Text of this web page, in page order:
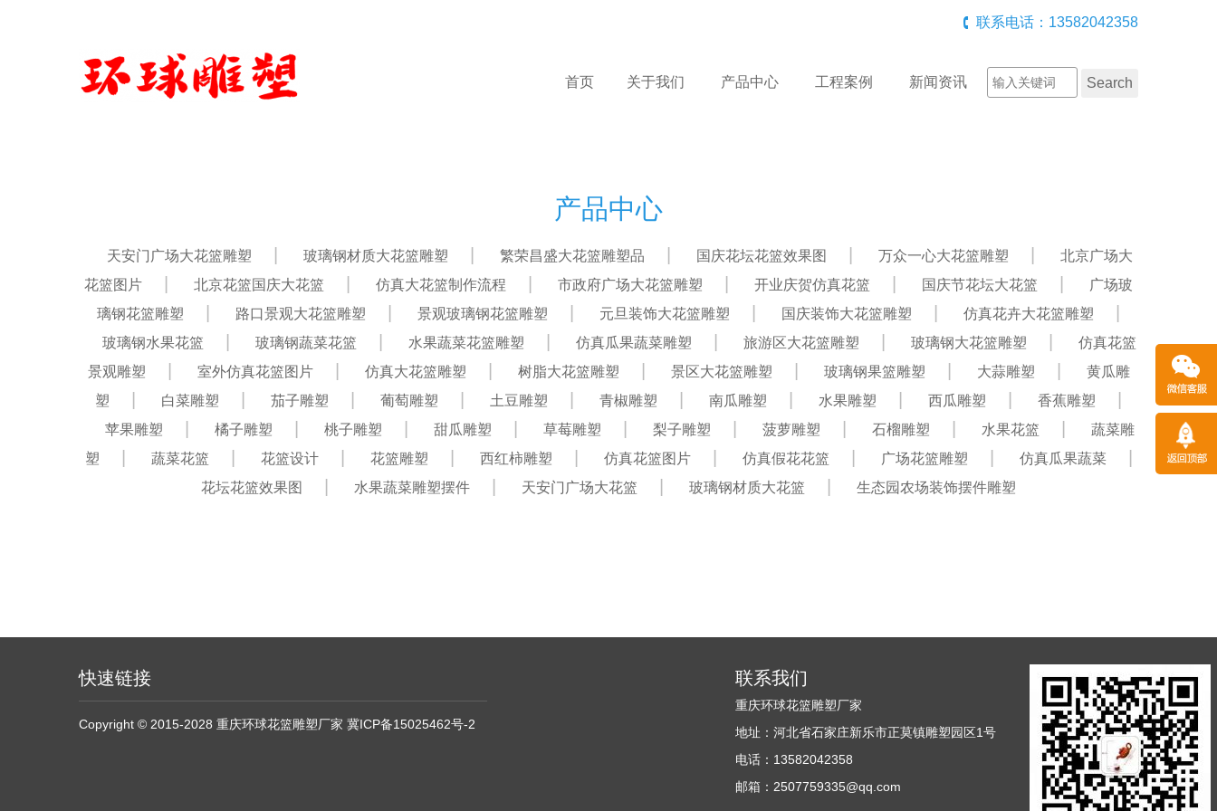
联系电话：13582042358
首页 关于我们 产品中心 工程案例 新闻资讯
产品中心
天安门广场大花篮雕塑 玻璃钢材质大花篮雕塑 繁荣昌盛大花篮雕塑品 国庆花坛花篮效果图 万众一心大花篮雕塑
北京广场大
花篮图片
北京花篮国庆大花篮 仿真大花篮制作流程 市政府广场大花篮雕塑 开业庆贺仿真花篮 国庆节花坛大花篮
广场玻
璃钢花篮雕塑
路口景观大花篮雕塑 景观玻璃钢花篮雕塑 元旦装饰大花篮雕塑 国庆装饰大花篮雕塑
仿真花卉大花篮雕塑
玻璃钢水果花篮
玻璃钢蔬菜花篮 水果蔬菜花篮雕塑 仿真瓜果蔬菜雕塑 旅游区大花篮雕塑 玻璃钢大花篮雕塑
仿真花篮
景观雕塑
室外仿真花篮图片 仿真大花篮雕塑 树脂大花篮雕塑 景区大花篮雕塑 玻璃钢果篮雕塑 大蒜雕塑
黄瓜雕
塑
白菜雕塑 茄子雕塑 葡萄雕塑 土豆雕塑 青椒雕塑 南瓜雕塑 水果雕塑 西瓜雕塑
香蕉雕塑
苹果雕塑
橘子雕塑 桃子雕塑 甜瓜雕塑 草莓雕塑 梨子雕塑 菠萝雕塑 石榴雕塑 水果花篮
蔬菜雕
塑
蔬菜花篮 花篮设计 花篮雕塑 西红柿雕塑 仿真花篮图片 仿真假花花篮 广场花篮雕塑
仿真瓜果蔬菜
花坛花篮效果图
水果蔬菜雕塑摆件 天安门广场大花篮 玻璃钢材质大花篮 生态园农场装饰摆件雕塑
快速链接
Copyright © 2015-2028 重庆环球花篮雕塑厂家 冀ICP备15025462号-2
联系我们
重庆环球花篮雕塑厂家
地址：河北省石家庄新乐市正莫镇雕塑园区1号
电话：13582042358
邮箱：2507759335@qq.com